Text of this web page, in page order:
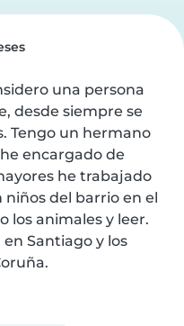
una persona
desde siempre se
Tengo un hermano
encargado de
he trabajado
del barrio en el
los animales y leer.
Santiago y los